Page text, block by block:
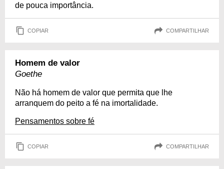
de pouca importância.
COPIAR COMPARTILHAR
Homem de valor
Goethe
Não há homem de valor que permita que lhe
arranquem do peito a fé na imortalidade.
Pensamentos sobre fé
COPIAR COMPARTILHAR